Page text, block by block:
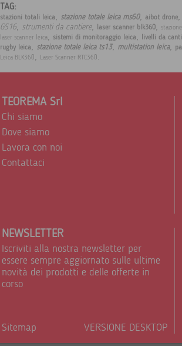
TAG:
stazioni totali leica, stazione totale leica ms60, aibot drone,
GS16, strumenti da cantiere, laser scanner blk360,
laser scanner leica, sistemi di monitoraggio leica, livelli da
rugby leica, stazione totale leica ts13, multistation leica,
Leica BLK360, Laser Scanner RTC360.
TEOREMA Srl
Chi siamo
Dove siamo
Lavora con noi
Contattaci
NEWSLETTER
Iscriviti alla nostra newsletter per
essere sempre aggiornato sulle ultime
novità dei prodotti e delle offerte in
corso
Sitemap VERSIONE DESKTOP